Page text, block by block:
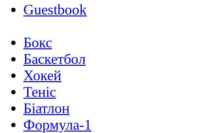
Guestbook
Бокс
Баскетбол
Хокей
Теніс
Біатлон
Формула-1